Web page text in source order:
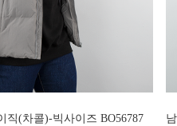
직(차콜)-빅사이즈 BO56787